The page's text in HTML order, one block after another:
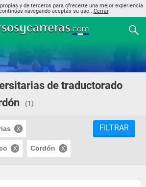
y de terceros para ofrecerte una mejor experiencia
navegando aceptás su uso.. Cerrar
de traductorado
(1)
Cordón
FILTRAR